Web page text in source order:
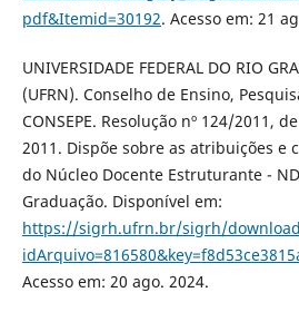
pdf&Itemid=30192. Acesso em: 21
UNIVERSIDADE FEDERAL DO RIO
(UFRN). Conselho de Ensino,
CONSEPE. Resolução nº 124/2011,
2011. Dispõe sobre as atribuições e
do Núcleo Docente Estruturante -
Graduação. Disponível em:
https://sigrh.ufrn.br/sigrh/
Acesso em: 20 ago. 2024.